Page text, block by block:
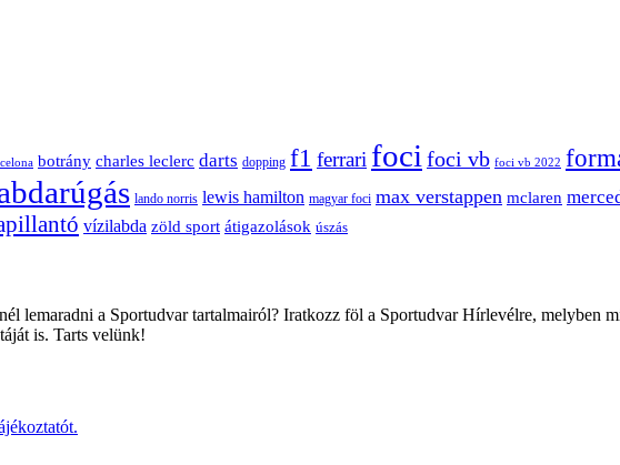
botrány charles leclerc darts dopping f1 ferrari foci foci vb foci vb 2022
lando norris lewis hamilton magyar foci max verstappen mclaren
vízilabda zöld sport átigazolások úszás
lemaradni a Sportudvar tartalmairól? Iratkozz föl a Sportudvar Hírlevélre, melyben
is. Tarts velünk!